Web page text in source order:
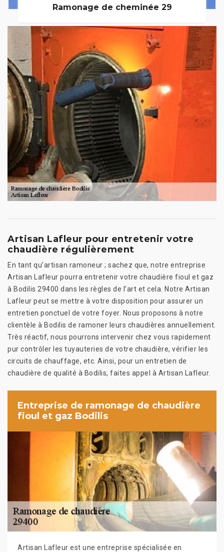
Ramonage de cheminée 29
Artisan Lafleur pour entretenir votre
chaudière régulièrement
En tant qu’artisan ramoneur ; sachez que, notre entreprise
Artisan Lafleur pourra entretenir votre chaudière fioul et gaz
à Bodilis 29400 dans les règles de l’art et cela. Notre Artisan
Lafleur peut se mettre à votre disposition pour assurer un
entretien ponctuel de votre foyer. Nous proposons à notre
clientèle à Bodilis de ramoner leurs chaudières annuellement.
Très réactif, nous pourrons intervenir chez vous rapidement
pur contrôler les tuyauteries de votre chaudière, vérifier les
circuits de chauffage, etc. Ainsi, pour un entretien de
chaudière de qualité à Bodilis, faites appel à Artisan Lafleur.
Entreprise de ramonage de chaudière
fioul et gaz Bodilis
Artisan Lafleur est une entreprise spécialisée en